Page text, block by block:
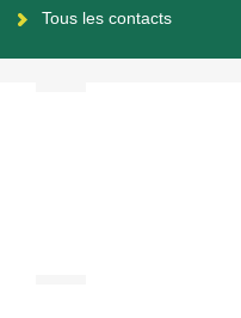
Tous les contacts